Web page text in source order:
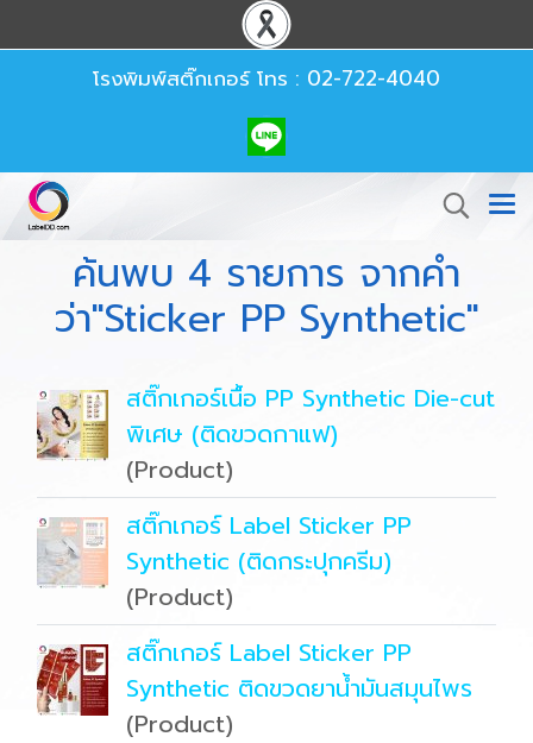
โรงพิมพ์สติ๊กเกอร์โทร : 02-722-4040
ค้นพบ 4 รายการ จากคำ
ว่า"Sticker PP Synthetic"
สติ๊กเกอร์เนื้อ PP Synthetic Die-cut
พิเศษ (ติดขวดกาแฟ)
(Product)
สติ๊กเกอร์ Label Sticker PP
Synthetic (ติดกระปุกครีม)
(Product)
สติ๊กเกอร์ Label Sticker PP
Synthetic ติดขวดยาน้ำมันสมุนไพร
(Product)